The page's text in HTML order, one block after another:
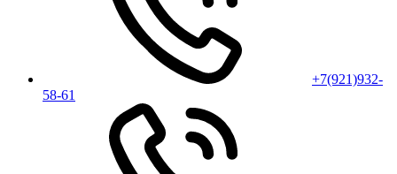
+7(921)932-
58-61